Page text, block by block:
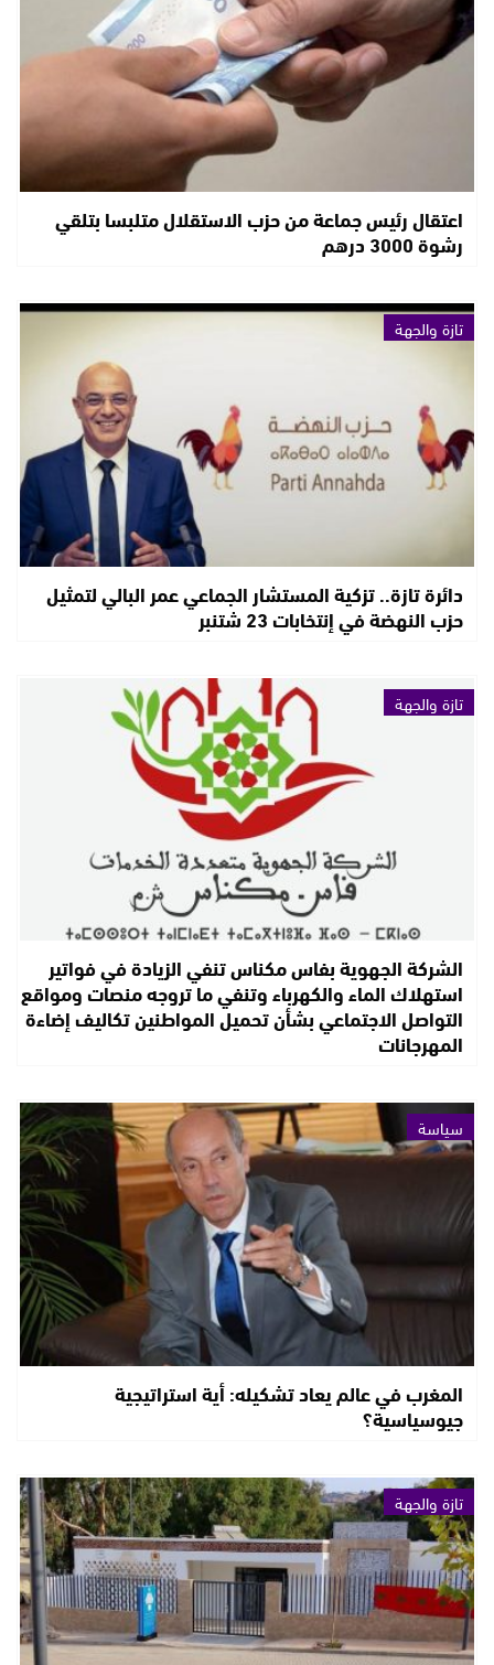
اعتقال رئيس جماعة من حزب الاستقلال متلبسا بتلقي
رشوة 3000 درهم
تازة والجهة
دائرة تازة.. تزكية المستشار الجماعي عمر البالي لتمثيل
حزب النهضة في إنتخابات 23 شتنبر
تازة والجهة
الشركة الجهوية بفاس مكناس تنفي الزيادة في فواتير
استهلاك الماء والكهرباء وتنفي ما تروجه منصات ومواقع
التواصل الاجتماعي بشأن تحميل المواطنين تكاليف إضاءة
المهرجانات
سياسة
المغرب في عالم يعاد تشكيله: أية استراتيجية
جيوسياسية؟
تازة والجهة